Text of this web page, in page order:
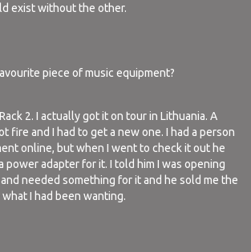
exist without the other.
piece of music equipment?
2. I actually got it on tour in Lithuania. A
fire and I had to get a new one. I had a person
online, but when I went to check it out he
power adapter for it. I told him I was opening
needed something for it and he sold me the
I had been wanting.